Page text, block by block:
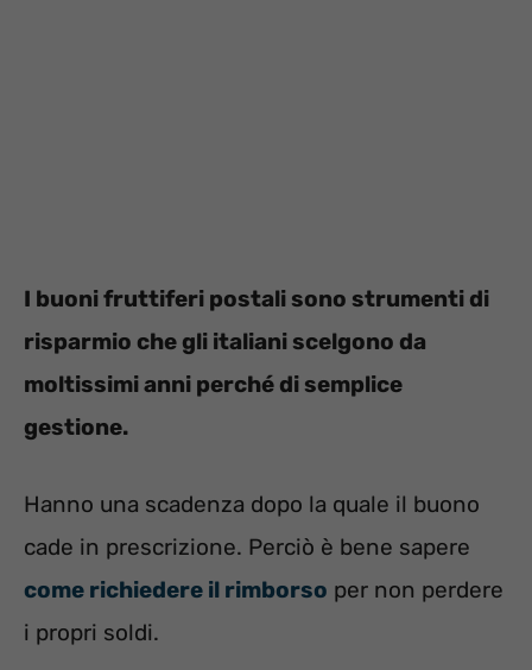
I buoni fruttiferi postali sono strumenti di
risparmio che gli italiani scelgono da
moltissimi anni perché di semplice
gestione.
Hanno una scadenza dopo la quale il buono
cade in prescrizione. Perciò è bene sapere
come richiedere il rimborso per non perdere
i propri soldi.